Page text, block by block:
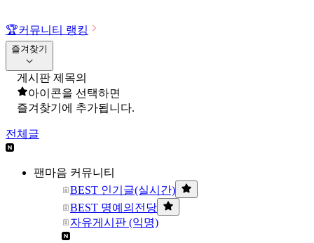
🏆커뮤니티 랭킹
즐겨찾기
게시판 제목의
아이콘을 선택하면
즐겨찾기에 추가됩니다.
전체글
팬마음 커뮤니티
BEST 인기글(실시간)
BEST 명예의전당
자유게시판 (익명)